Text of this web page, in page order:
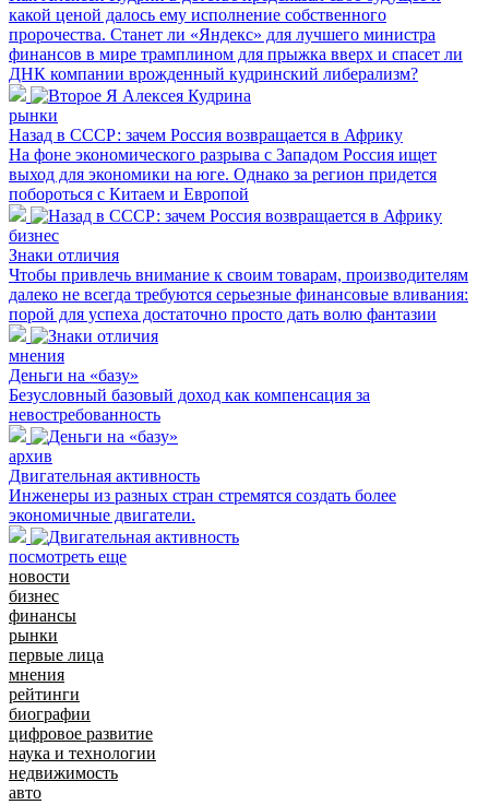
какой ценой далось ему исполнение собственного
пророчества. Станет ли «Яндекс» для лучшего министра
финансов в мире трамплином для прыжка вверх и спасет ли
ДНК компании врожденный кудринский либерализм?
рынки
Назад в СССР: зачем Россия возвращается в Африку
На фоне экономического разрыва с Западом Россия ищет
выход для экономики на юге. Однако за регион придется
побороться с Китаем и Европой
бизнес
Знаки отличия
Чтобы привлечь внимание к своим товарам, производителям
далеко не всегда требуются серьезные финансовые вливания:
порой для успеха достаточно просто дать волю фантазии
мнения
Деньги на «базу»
Безусловный базовый доход как компенсация за
невостребованность
архив
Двигательная активность
Инженеры из разных стран стремятся создать более
экономичные двигатели.
посмотреть еще
новости
бизнес
финансы
рынки
первые лица
мнения
рейтинги
биографии
цифровое развитие
наука и технологии
недвижимость
авто